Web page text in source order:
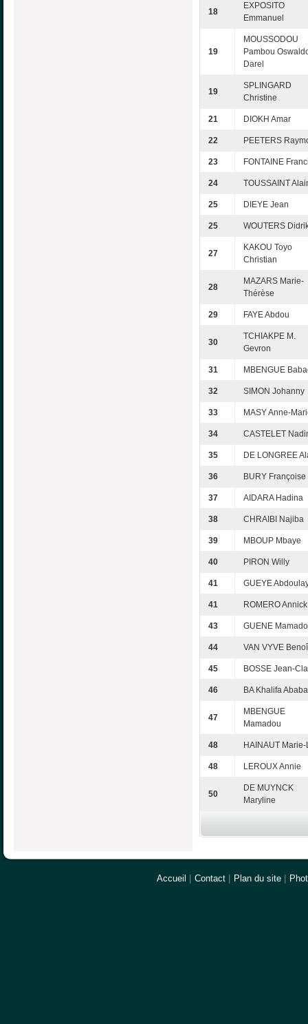
18
EXPOSITO
Emmanuel
19
MOUSSODOU
Pambou
Darel
19
SPLINGARD
Christine
21 DIOKH Amar
22 PEETERS
23 FONTAINE
24 TOUSSAINT
25 DIEYE Jean
25 WOUTERS
27
KAKOU Toyo
Christian
28
MAZARS Marie-
Thérèse
29 FAYE Abdou
30
TCHIAKPE M.
Gevron
31 MBENGUE
32 SIMON Johanny
33 MASY Anne-
34 CASTELET
35 DE LONGREE
36 BURY Françoise
37 AIDARA Hadina
38 CHRAIBI Najiba
39 MBOUP Mbaye
40 PIRON Willy
41 GUEYE
41 ROMERO Annick
43 GUENE
44 VAN VYVE
45 BOSSE Jean-
46 BA Khalifa
47
MBENGUE
Mamadou
48 HAINAUT
48 LEROUX Annie
50
DE MUYNCK
Maryline
Accueil Contact Plan du site